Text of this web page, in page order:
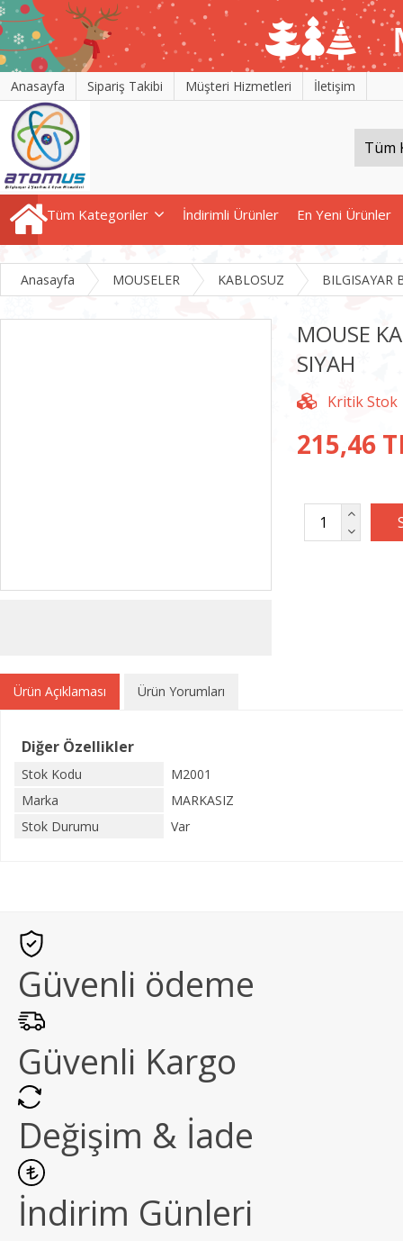
Anasayfa Sipariş Takibi Müşteri Hizmetleri İletişim
Tüm Kategoriler İndirimli Ürünler En Yeni Ürünler
Anasayfa MOUSELER KABLOSUZ BILGISAYAR
MOUSE
SIYAH
215,46
Ürün Açıklaması Ürün Yorumları
Diğer Özellikler
Stok Kodu
M2001
Marka
MARKASIZ
Stok Durumu
Var
Güvenli ödeme
Güvenli Kargo
Değişim & İade
İndirim Günleri